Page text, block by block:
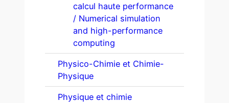
calcul haute performance
/ Numerical simulation
and high-performance
computing
Physico-Chimie et Chimie-
Physique
Physique et chimie